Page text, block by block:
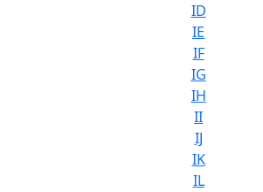
ID
IE
IF
IG
IH
II
IJ
IK
IL